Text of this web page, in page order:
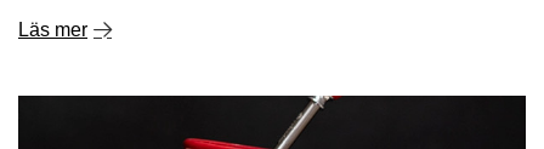
Läs mer